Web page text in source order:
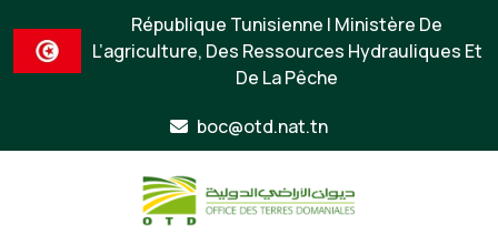
République Tunisienne | Ministère De
L’agriculture, Des Ressources Hydrauliques Et
De La Pêche
boc@otd.nat.tn